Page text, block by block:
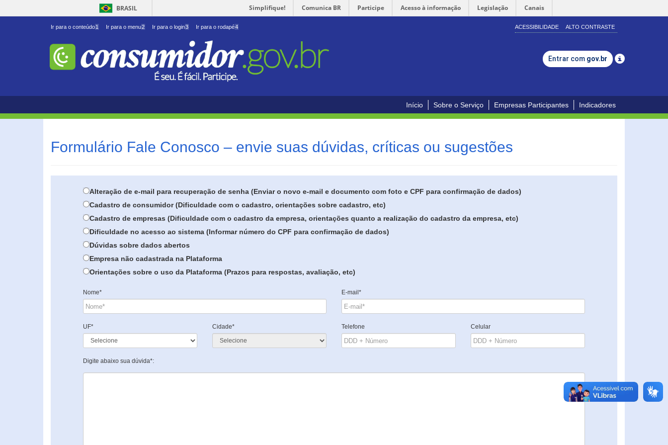
BRASIL Simplifique! Comunica BR Participe Acesso à informação Legislação Canais
Ir para o conteúdo1 Ir para o menu2 Ir para o login3 Ir para o rodapé4 ACESSIBILIDADE ALTO CONTRASTE
Entrar com gov.br
Início Sobre o Serviço Empresas Participantes Indicadores
Formulário Fale Conosco – envie suas dúvidas, críticas ou sugestões
Alteração de e-mail para recuperação de senha (Enviar o novo e-mail e documento com foto e CPF para confirmação de dados)
Cadastro de consumidor (Dificuldade com o cadastro, orientações sobre cadastro, etc)
Cadastro de empresas (Dificuldade com o cadastro da empresa, orientações quanto a realização do cadastro da empresa, etc)
Dificuldade no acesso ao sistema (Informar número do CPF para confirmação de dados)
Dúvidas sobre dados abertos
Empresa não cadastrada na Plataforma
Orientações sobre o uso da Plataforma (Prazos para respostas, avaliação, etc)
Nome* E-mail*
UF* Cidade* Telefone Celular
Digite abaixo sua dúvida*: